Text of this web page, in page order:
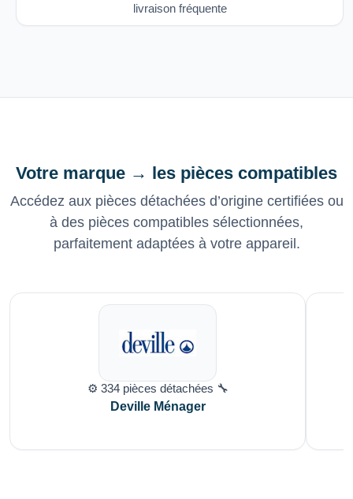
livraison fréquente
Votre marque → les pièces compatibles
Accédez aux pièces détachées d’origine certifiées ou
à des pièces compatibles sélectionnées,
parfaitement adaptées à votre appareil.
⚙️ 334 pièces détachées 🔧
Deville Ménager